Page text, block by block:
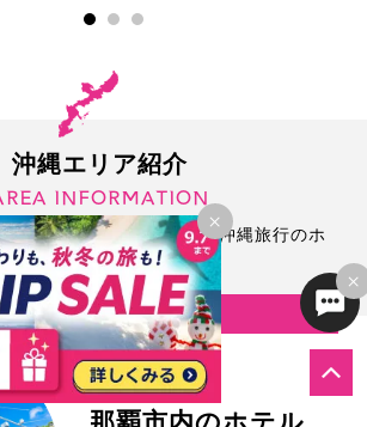
×
沖縄エリア紹介
INFORMATION
テルをエリア別に紹介！沖縄旅行のホ
チェック！
時間も予算も賢く使える
×